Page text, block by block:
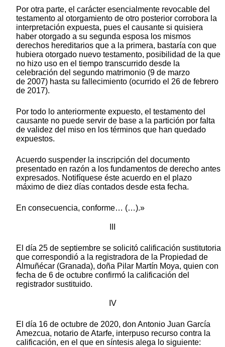
Por otra parte, el carácter esencialmente revocable del
testamento al otorgamiento de otro posterior corrobora la
interpretación expuesta, pues el causante si quisiera
haber otorgado a su segunda esposa los mismos
derechos hereditarios que a la primera, bastaría con que
hubiera otorgado nuevo testamento, posibilidad de la que
no hizo uso en el tiempo transcurrido desde la
celebración del segundo matrimonio (9 de marzo
de 2007) hasta su fallecimiento (ocurrido el 26 de febrero
de 2017).
Por todo lo anteriormente expuesto, el testamento del
causante no puede servir de base a la partición por falta
de validez del miso en los términos que han quedado
expuestos.
Acuerdo suspender la inscripción del documento
presentado en razón a los fundamentos de derecho antes
expresados. Notifíquese éste acuerdo en el plazo
máximo de diez días contados desde esta fecha.
En consecuencia, conforme… (…).»
El día 25 de septiembre se solicitó calificación sustitutoria
que correspondió a la registradora de la Propiedad de
Almuñécar (Granada), doña Pilar Martín Moya, quien con
fecha de 6 de octubre confirmó la calificación del
registrador sustituido.
IV
El día 16 de octubre de 2020, don Antonio Juan García
Amezcua, notario de Atarfe, interpuso recurso contra la
calificación, en el que en síntesis alega lo siguiente: